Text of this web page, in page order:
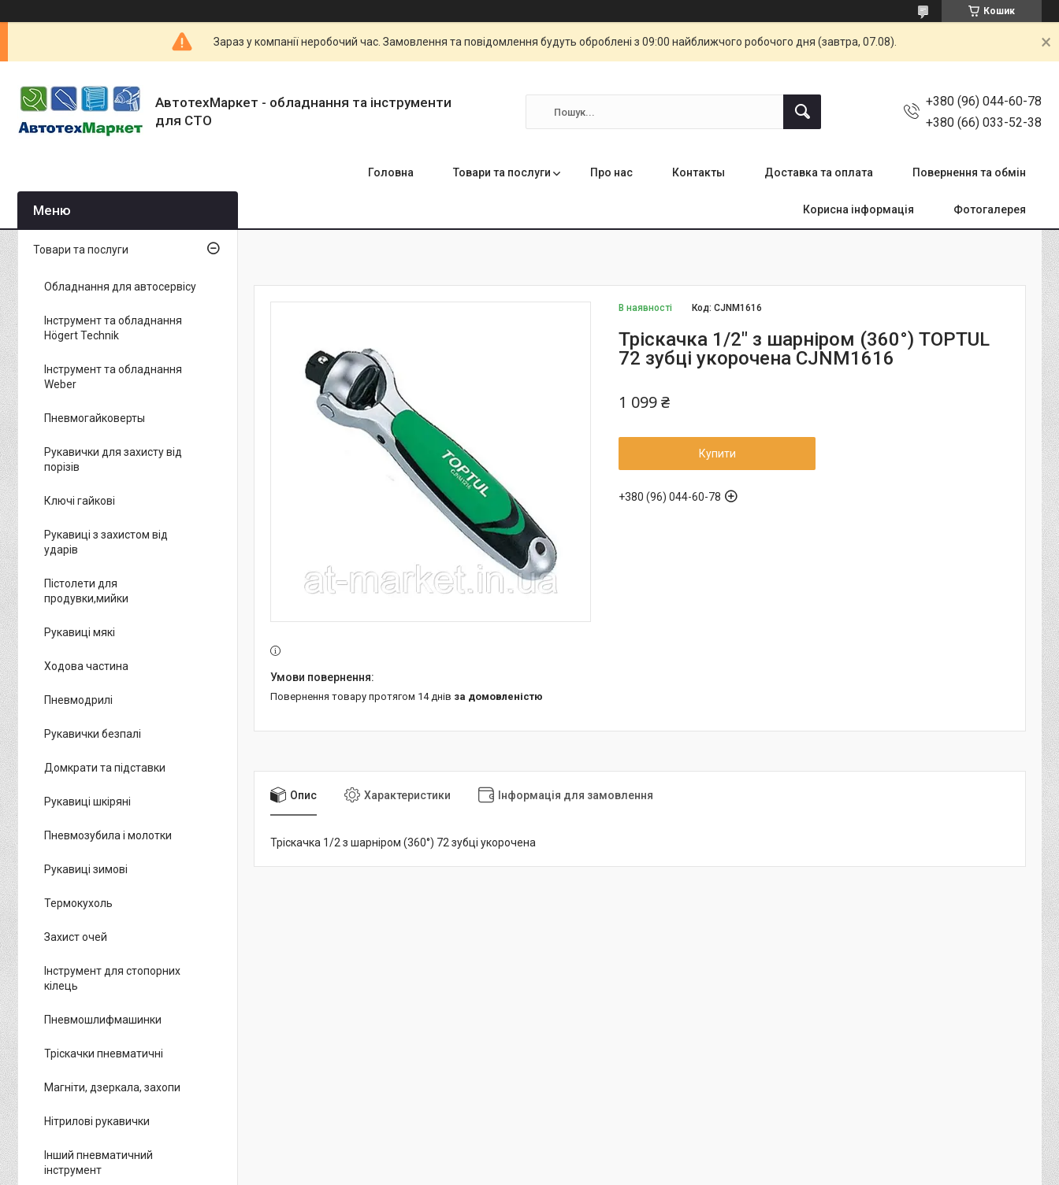
Кошик
Зараз у компанії неробочий час. Замовлення та повідомлення будуть оброблені з 09:00 найближчого робочого дня (завтра, 07.08).
АвтотехМаркет - обладнання та інструменти
для СТО
+380 (96) 044-60-78
+380 (66) 033-52-38
Головна Товари та послуги Про нас Контакты Доставка та оплата Повернення та обмін
Корисна інформація Фотогалерея
В наявності Код:CJNM1616
Тріскачка 1/2" з шарніром (360°) TOPTUL
72 зубці укорочена CJNM1616
1 099 ₴
Купити
+380 (96) 044-60-78
повернення товару протягом 14 днів за домовленістю
Опис Характеристики Інформація для замовлення
Тріскачка 1/2 з шарніром (360°) 72 зубці укорочена
Товари та послуги
Обладнання для автосервісу
Інструмент та обладнання
Högert Technik
Інструмент та обладнання
Weber
Пневмогайковерты
Рукавички для захисту від
порізів
Ключі гайкові
Рукавиці з захистом від
ударів
Пістолети для
продувки,мийки
Рукавиці мякі
Ходова частина
Пневмодрилі
Рукавички безпалі
Домкрати та підставки
Рукавиці шкіряні
Пневмозубила і молотки
Рукавиці зимові
Термокухоль
Захист очей
Інструмент для стопорних
кілець
Пневмошлифмашинки
Тріскачки пневматичні
Магніти, дзеркала, захопи
Нітрилові рукавички
Інший пневматичний
інструмент